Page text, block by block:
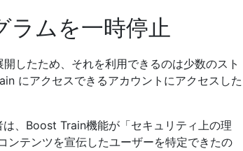
ムを一時停止
したため、それを利用できるのは少数のスト
にアクセスできるアカウントにアクセスした
、Boost Train機能が「セキュリティ上の理
テンツを宣伝したユーザーを特定できたの